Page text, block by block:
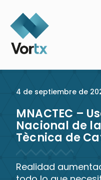
4 de septiembre de
MNACTEC –
Nacional de
Tècnica de
Realidad